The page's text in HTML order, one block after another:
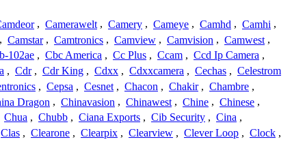
, Camerawelt , Camery , Cameye , Camhd , Camhi ,
, Camstar , Camtronics , Camview , Camvision , Camwest ,
102ae , Cbc America , Cc Plus , Ccam , Ccd Ip Camera ,
, Cdr , Cdr King , Cdxx , Cdxxcamera , Cechas , Celestrom
, Cepsa , Cesnet , Chacon , Chakir , Chambre ,
Dragon , Chinavasion , Chinawest , Chine , Chinese ,
Chua , Chubb , Ciana Exports , Cib Security , Cina ,
Clas , Clearone , Clearpix , Clearview , Clever Loop , Clock ,